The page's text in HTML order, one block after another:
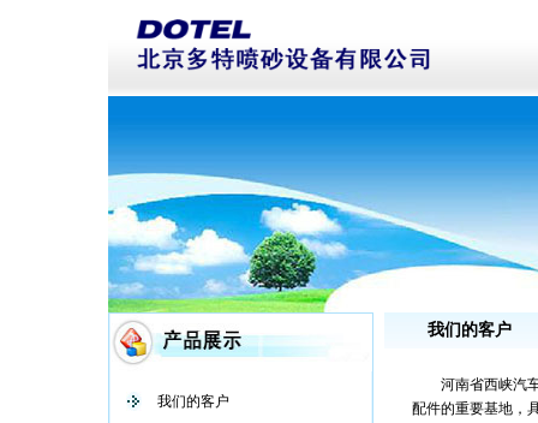
我们的客户
我们的客户
河南省西峡汽车
配件的重要基地，